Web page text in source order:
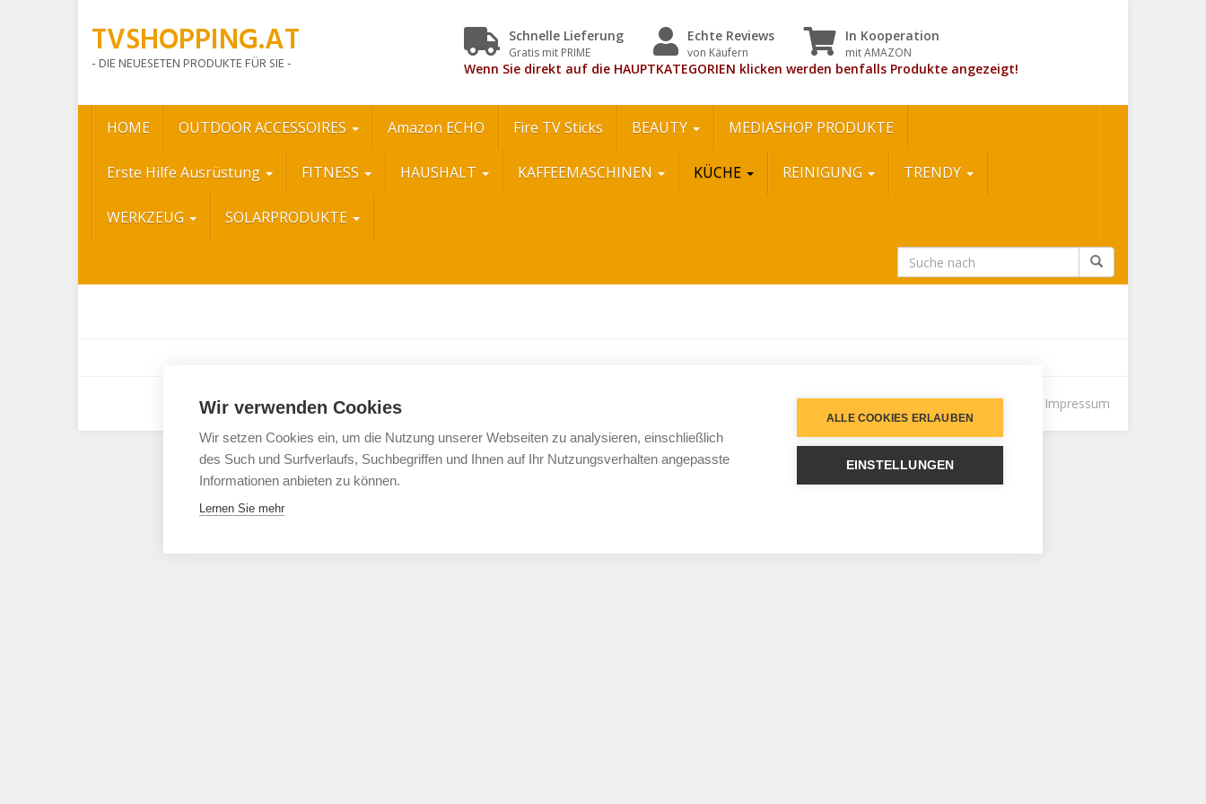
TVSHOPPING.AT
- DIE NEUESETEN PRODUKTE FÜR SIE -
Schnelle Lieferung
Gratis mit PRIME
Echte Reviews
von Käufern
In Kooperation
mit AMAZON
Wenn Sie direkt auf die HAUPTKATEGORIEN klicken werden benfalls Produkte angezeigt!
HOME OUTDOOR ACCESSOIRES Amazon ECHO Fire TV Sticks BEAUTY MEDIASHOP PRODUKTE
Erste Hilfe Ausrüstung FITNESS HAUSHALT KAFFEEMASCHINEN KÜCHE REINIGUNG TRENDY
WERKZEUG SOLARPRODUKTE
Datenschutzerklärung Haftungsausschluss Impressum
Wir verwenden Cookies
Wir setzen Cookies ein, um die Nutzung unserer Webseiten zu analysieren, einschließlich
des Such und Surfverlaufs, Suchbegriffen und Ihnen auf Ihr Nutzungsverhalten angepasste
Informationen anbieten zu können.
Lernen Sie mehr
ALLE COOKIES ERLAUBEN
EINSTELLUNGEN